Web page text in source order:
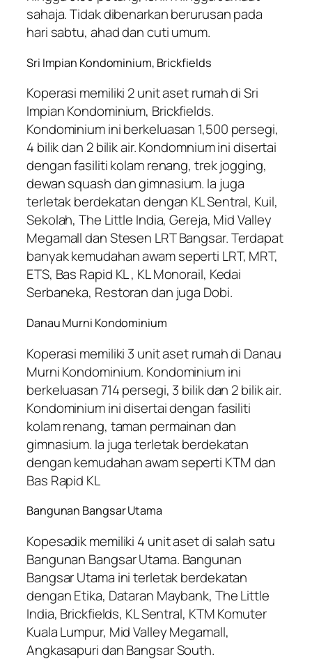
sahaja. Tidak dibenarkan berurusan pada
hari sabtu, ahad dan cuti umum.
Sri Impian Kondominium, Brickfields
Koperasi memiliki 2 unit aset rumah di Sri
Impian Kondominium, Brickfields.
Kondominium ini berkeluasan 1,500 persegi,
4 bilik dan 2 bilik air. Kondomnium ini disertai
dengan fasiliti kolam renang, trek jogging,
dewan squash dan gimnasium. Ia juga
terletak berdekatan dengan KL Sentral, Kuil,
Sekolah, The Little India, Gereja, Mid Valley
Megamall dan Stesen LRT Bangsar. Terdapat
banyak kemudahan awam seperti LRT, MRT,
ETS, Bas Rapid KL , KL Monorail, Kedai
Serbaneka, Restoran dan juga Dobi.
Danau Murni Kondominium
Koperasi memiliki 3 unit aset rumah di Danau
Murni Kondominium. Kondominium ini
berkeluasan 714 persegi, 3 bilik dan 2 bilik air.
Kondominium ini disertai dengan fasiliti
kolam renang, taman permainan dan
gimnasium. Ia juga terletak berdekatan
dengan kemudahan awam seperti KTM dan
Bas Rapid KL
Bangunan Bangsar Utama
Kopesadik memiliki 4 unit aset di salah satu
Bangunan Bangsar Utama. Bangunan
Bangsar Utama ini terletak berdekatan
dengan Etika, Dataran Maybank, The Little
India, Brickfields, KL Sentral, KTM Komuter
Kuala Lumpur, Mid Valley Megamall,
Angkasapuri dan Bangsar South.